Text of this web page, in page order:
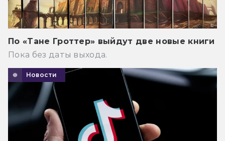
По «Тане Гроттер» выйдут две новые книги
Пока без даты выхода.
Новости